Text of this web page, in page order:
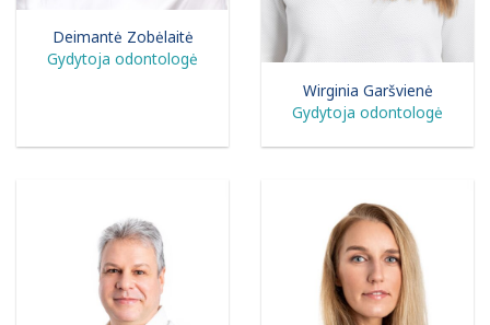
Deimantė Zobėlaitė
Gydytoja odontologė
Wirginia Garšvienė
Gydytoja odontologė